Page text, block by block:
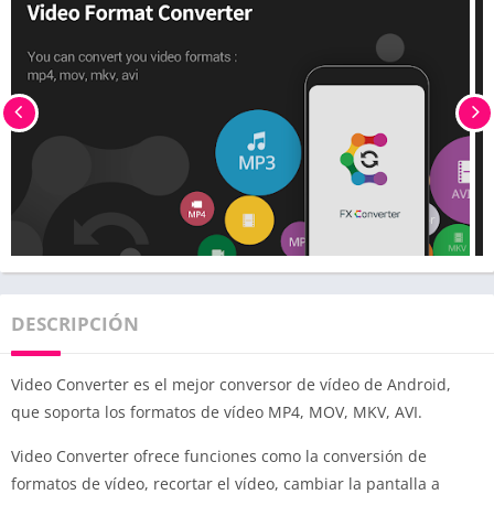
DESCRIPCIÓN
Video Converter es el mejor conversor de vídeo de Android,
que soporta los formatos de vídeo MP4, MOV, MKV, AVI.
Video Converter ofrece funciones como la conversión de
formatos de vídeo, recortar el vídeo, cambiar la pantalla a